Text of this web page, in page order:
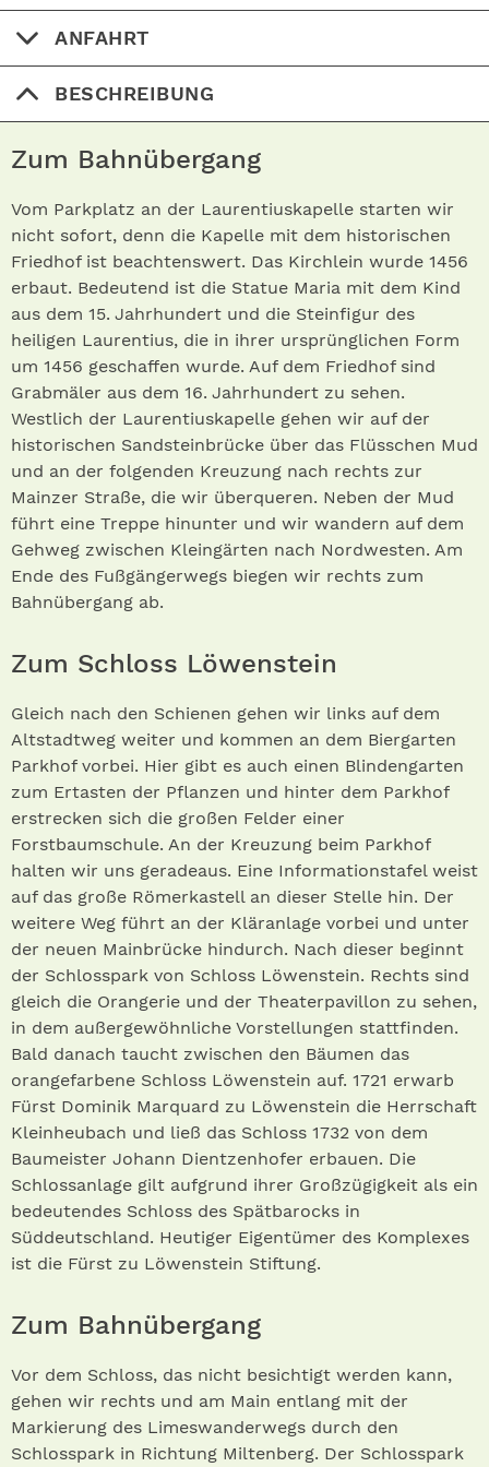
ANFAHRT
BESCHREIBUNG
Zum Bahnübergang
Vom Parkplatz an der Laurentiuskapelle starten wir
nicht sofort, denn die Kapelle mit dem historischen
Friedhof ist beachtenswert. Das Kirchlein wurde 1456
erbaut. Bedeutend ist die Statue Maria mit dem Kind
aus dem 15. Jahrhundert und die Steinfigur des
heiligen Laurentius, die in ihrer ursprünglichen Form
um 1456 geschaffen wurde. Auf dem Friedhof sind
Grabmäler aus dem 16. Jahrhundert zu sehen.
Westlich der Laurentiuskapelle gehen wir auf der
historischen Sandsteinbrücke über das Flüsschen Mud
und an der folgenden Kreuzung nach rechts zur
Mainzer Straße, die wir überqueren. Neben der Mud
führt eine Treppe hinunter und wir wandern auf dem
Gehweg zwischen Kleingärten nach Nordwesten. Am
Ende des Fußgängerwegs biegen wir rechts zum
Bahnübergang ab.
Zum Schloss Löwenstein
Gleich nach den Schienen gehen wir links auf dem
Altstadtweg weiter und kommen an dem Biergarten
Parkhof vorbei. Hier gibt es auch einen Blindengarten
zum Ertasten der Pflanzen und hinter dem Parkhof
erstrecken sich die großen Felder einer
Forstbaumschule. An der Kreuzung beim Parkhof
halten wir uns geradeaus. Eine Informationstafel weist
auf das große Römerkastell an dieser Stelle hin. Der
weitere Weg führt an der Kläranlage vorbei und unter
der neuen Mainbrücke hindurch. Nach dieser beginnt
der Schloss­park von Schloss Löwenstein. Rechts sind
gleich die Orangerie und der Theaterpavillon zu sehen,
in dem außergewöhnliche Vorstellungen stattfinden.
Bald danach taucht zwischen den Bäumen das
orangefarbene Schloss Löwenstein auf. 1721 erwarb
Fürst Dominik Marquard zu Löwenstein die Herrschaft
Kleinheubach und ließ das Schloss 1732 von dem
Baumeister Johann Dientzenhofer erbauen. Die
Schlossanlage gilt aufgrund ihrer Großzügigkeit als ein
bedeutendes Schloss des Spätbarocks in
Süddeutschland. Heutiger Eigentümer des Komplexes
ist die Fürst zu Löwenstein Stiftung.
Zum Bahnübergang
Vor dem Schloss, das nicht besichtigt werden kann,
gehen wir rechts und am Main entlang mit der
Markierung des Limeswanderwegs durch den
Schlosspark in Richtung Miltenberg. Der Schloss­park